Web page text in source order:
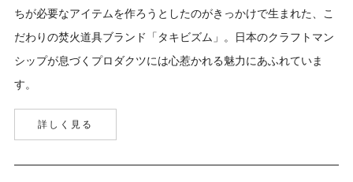
ちが必要なアイテムを作ろうとしたのがきっかけで生まれた、こ
だわりの焚火道具ブランド「タキビズム」。日本のクラフトマン
シップが息づくプロダクツには心惹かれる魅力にあふれていま
す。
詳しく見る